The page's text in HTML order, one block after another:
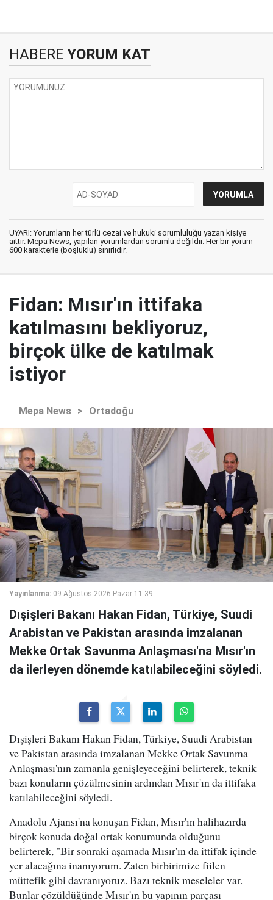
HABERE YORUM KAT
UYARI: Yorumların her türlü cezai ve hukuki sorumluluğu yazan kişiye
aittir. Mepa News, yapılan yorumlardan sorumlu değildir. Her bir yorum
600 karakterle (boşluklu) sınırlıdır.
Fidan: Mısır'ın ittifaka
katılmasını bekliyoruz,
birçok ülke de katılmak
istiyor
Mepa News > Ortadoğu
Yayınlanma: 09 Ağustos 2026 Pazar 11:39
Dışişleri Bakanı Hakan Fidan, Türkiye, Suudi
Arabistan ve Pakistan arasında imzalanan
Mekke Ortak Savunma Anlaşması'na Mısır'ın
da ilerleyen dönemde katılabileceğini söyledi.
Dışişleri Bakanı Hakan Fidan, Türkiye, Suudi Arabistan
ve Pakistan arasında imzalanan Mekke Ortak Savunma
Anlaşması'nın zamanla genişleyeceğini belirterek, teknik
bazı konuların çözülmesinin ardından Mısır'ın da ittifaka
katılabileceğini söyledi.
Anadolu Ajansı'na konuşan Fidan, Mısır'ın halihazırda
birçok konuda doğal ortak konumunda olduğunu
belirterek, "Bir sonraki aşamada Mısır'ın da ittifak içinde
yer alacağına inanıyorum. Zaten birbirimize fiilen
müttefik gibi davranıyoruz. Bazı teknik meseleler var.
Bunlar çözüldüğünde Mısır'ın bu yapının parçası